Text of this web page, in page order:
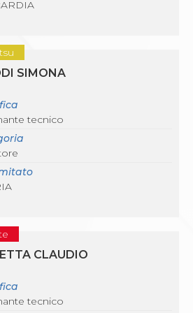
SIMONA
tecnico
CLAUDIO
tecnico